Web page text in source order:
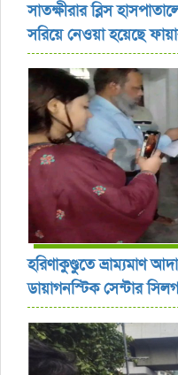
সাতক্ষীরার ব্লিস
সরিয়ে নেওয়া হয়েছে
হরিণাকুণ্ডুতে ভ্রাম্যমাণ
ডায়াগনস্টিক সেন্টার